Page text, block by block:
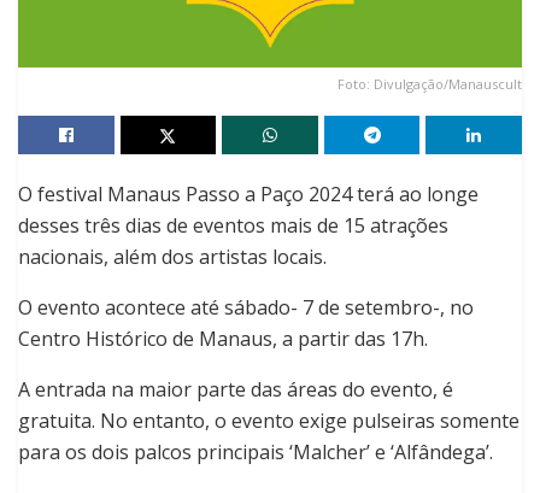
Foto: Divulgação/Manauscult
O festival Manaus Passo a Paço 2024 terá ao longe
desses três dias de eventos mais de 15 atrações
nacionais, além dos artistas locais.
O evento acontece até sábado- 7 de setembro-, no
Centro Histórico de Manaus, a partir das 17h.
A entrada na maior parte das áreas do evento, é
gratuita. No entanto, o evento exige pulseiras somente
para os dois palcos principais ‘Malcher’ e ‘Alfândega’.